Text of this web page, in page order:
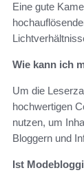
Eine gute
Wie kann ich
Um die
hochwertigen
nutzen, um
Bloggern und
Ist